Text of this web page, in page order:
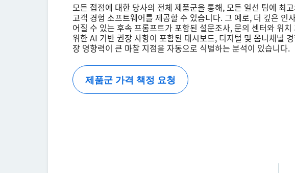
직함*
직장 이메일*
전화번호*
모든 접점에 대한 당사의 전체 제품군을 통해, 모든 일선 팀에 최
고객 경험 소프트웨어를 제공할 수 있습니다. 그 예로, 더 깊은 인
어질 수 있는 후속 프롬프트가 포함된 설문조사, 문의 센터와 위치
위한 AI 기반 권장 사항이 포함된 대시보드, 디지털 및 옴니채널
장 영향력이 큰 마찰 지점을 자동으로 식별하는 분석이 있습니다.
제품군 가격 책정 요청